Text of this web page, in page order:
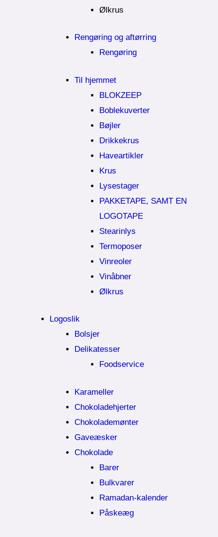
Ølkrus
Rengøring og aftørring
Rengøring
Til hjemmet
BLOKZEEP
Boblekuverter
Bøjler
Drikkekrus
Haveartikler
Krus
Lysestager
PAKKETAPE, SAMT EN
LOGOTAPE
Stearinlys
Termoposer
Vinreoler
Vinåbner
Ølkrus
Logoslik
Bolsjer
Delikatesser
Foodservice
Karameller
Chokoladehjerter
Chokolademønter
Gaveæsker
Chokolade
Barer
Bulkvarer
Ramadan-kalender
Påskeæg